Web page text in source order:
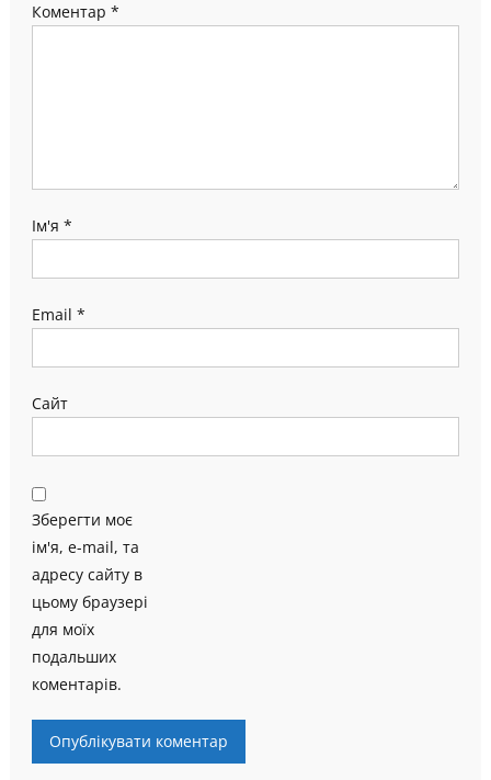
Коментар *
Ім'я *
Email *
Сайт
Зберегти моє
ім'я, e-mail, та
адресу сайту в
цьому браузері
для моїх
подальших
коментарів.